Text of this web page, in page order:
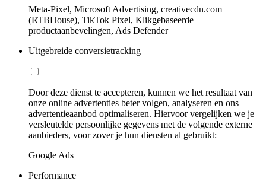
Meta-Pixel, Microsoft Advertising, creativecdn.com
(RTBHouse), TikTok Pixel, Klikgebaseerde
productaanbevelingen, Ads Defender
Uitgebreide conversietracking
Door deze dienst te accepteren, kunnen we het resultaat van
onze online advertenties beter volgen, analyseren en ons
advertentieaanbod optimaliseren. Hiervoor vergelijken we je
versleutelde persoonlijke gegevens met de volgende externe
aanbieders, voor zover je hun diensten al gebruikt:
Google Ads
Performance